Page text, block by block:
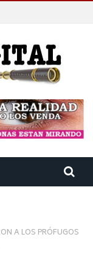
A LOS PRÓFUGOS